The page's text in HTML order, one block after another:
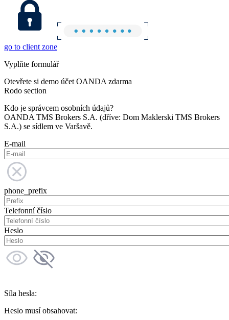
go to client zone
Vyplňte formulář
Otevřete si demo účet OANDA zdarma
Rodo section
Kdo je správcem osobních údajů?
OANDA TMS Brokers S.A. (dříve: Dom Maklerski TMS Brokers
S.A.) se sídlem ve Varšavě.
E-mail
phone_prefix
Telefonní číslo
Heslo
Síla hesla:
Heslo musí obsahovat: